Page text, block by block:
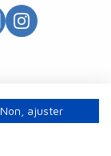
Non, ajuster